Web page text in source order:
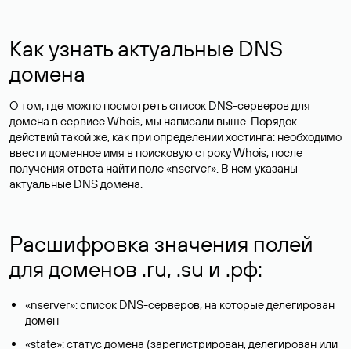
Как узнать актуальные DNS
домена
О том, где можно посмотреть список DNS-серверов для
домена в сервисе Whois, мы написали выше. Порядок
действий такой же, как при определении хостинга: необходимо
ввести доменное имя в поисковую строку Whois, после
получения ответа найти поле «nserver». В нем указаны
актуальные DNS домена.
Расшифровка значения полей
для доменов .ru, .su и .рф:
«nserver»: список DNS-серверов, на которые делегирован
домен
«state»: статус домена (зарегистрирован, делегирован или